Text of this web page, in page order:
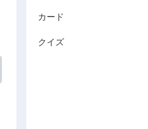
カード
クイズ